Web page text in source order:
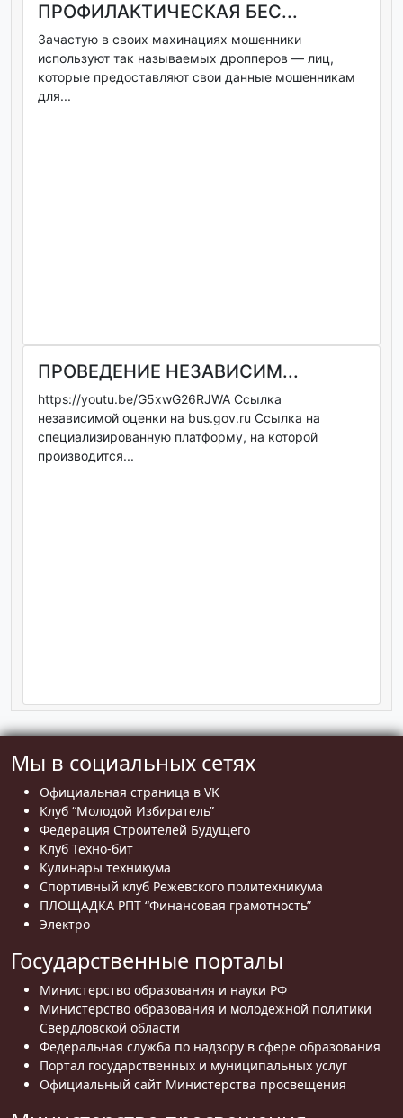
ПРОФИЛАКТИЧЕСКАЯ БЕС...
Зачастую в своих махинациях мошенники
используют так называемых дропперов — лиц,
которые предоставляют свои данные мошенникам
для...
ПРОВЕДЕНИЕ НЕЗАВИСИМ...
https://youtu.be/G5xwG26RJWA Ссылка
независимой оценки на bus.gov.ru Ссылка на
специализированную платформу, на которой
производится...
Мы в социальных сетях
Официальная страница в VK
Клуб “Молодой Избиратель”
Федерация Строителей Будущего
Клуб Техно-бит
Кулинары техникума
Спортивный клуб Режевского политехникума
ПЛОЩАДКА РПТ “Финансовая грамотность”
Электро
Государственные порталы
Министерство образования и науки РФ
Министерство образования и молодежной политики
Свердловской области
Федеральная служба по надзору в сфере образования
Портал государственных и муниципальных услуг
Официальный сайт Министерства просвещения